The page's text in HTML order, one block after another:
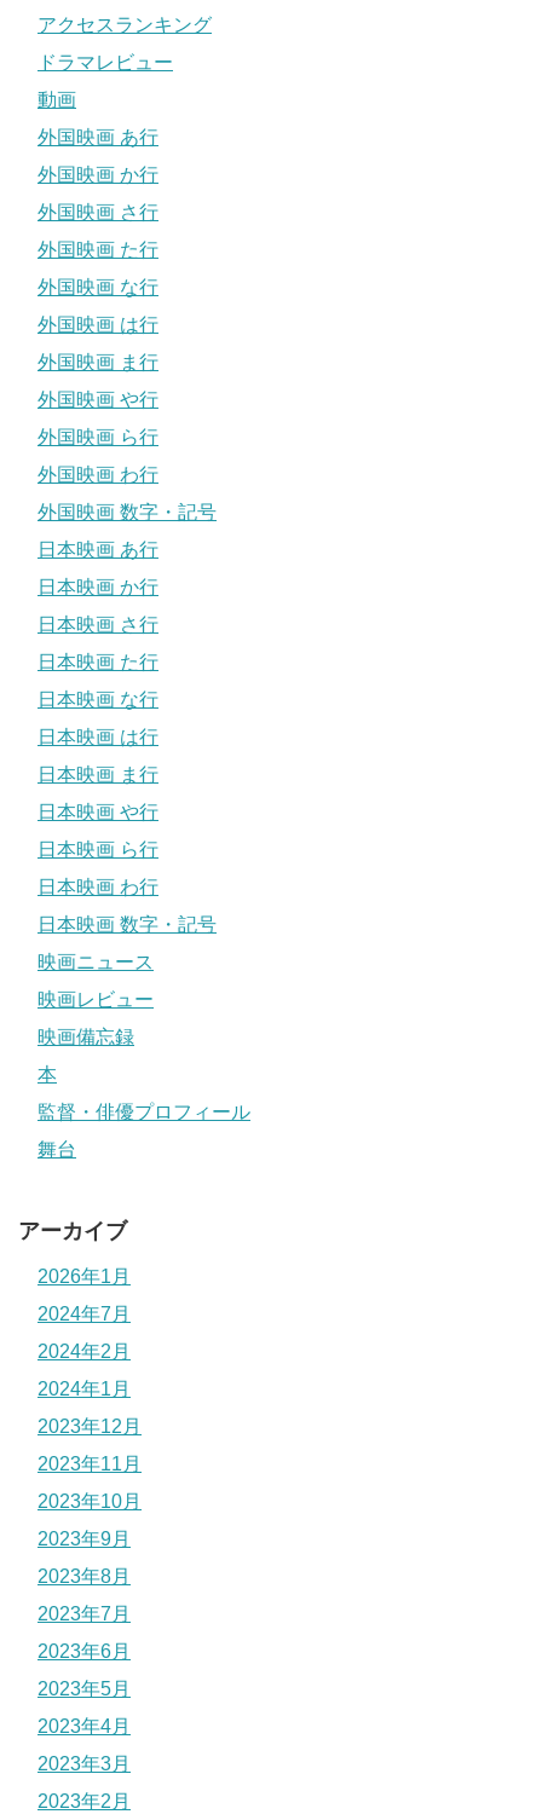
アクセスランキング
ドラマレビュー
動画
外国映画 あ行
外国映画 か行
外国映画 さ行
外国映画 た行
外国映画 な行
外国映画 は行
外国映画 ま行
外国映画 や行
外国映画 ら行
外国映画 わ行
外国映画 数字・記号
日本映画 あ行
日本映画 か行
日本映画 さ行
日本映画 た行
日本映画 な行
日本映画 は行
日本映画 ま行
日本映画 や行
日本映画 ら行
日本映画 わ行
日本映画 数字・記号
映画ニュース
映画レビュー
映画備忘録
本
監督・俳優プロフィール
舞台
アーカイブ
2026年1月
2024年7月
2024年2月
2024年1月
2023年12月
2023年11月
2023年10月
2023年9月
2023年8月
2023年7月
2023年6月
2023年5月
2023年4月
2023年3月
2023年2月